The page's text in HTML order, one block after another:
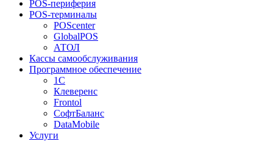
POS-периферия
POS-терминалы
POScenter
GlobalPOS
АТОЛ
Кассы самообслуживания
Программное обеспечение
1С
Клеверенс
Frontol
СофтБаланс
DataMobile
Услуги